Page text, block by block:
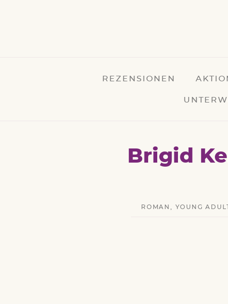
REZENSIONEN
Brigid
ROMAN YOUNG